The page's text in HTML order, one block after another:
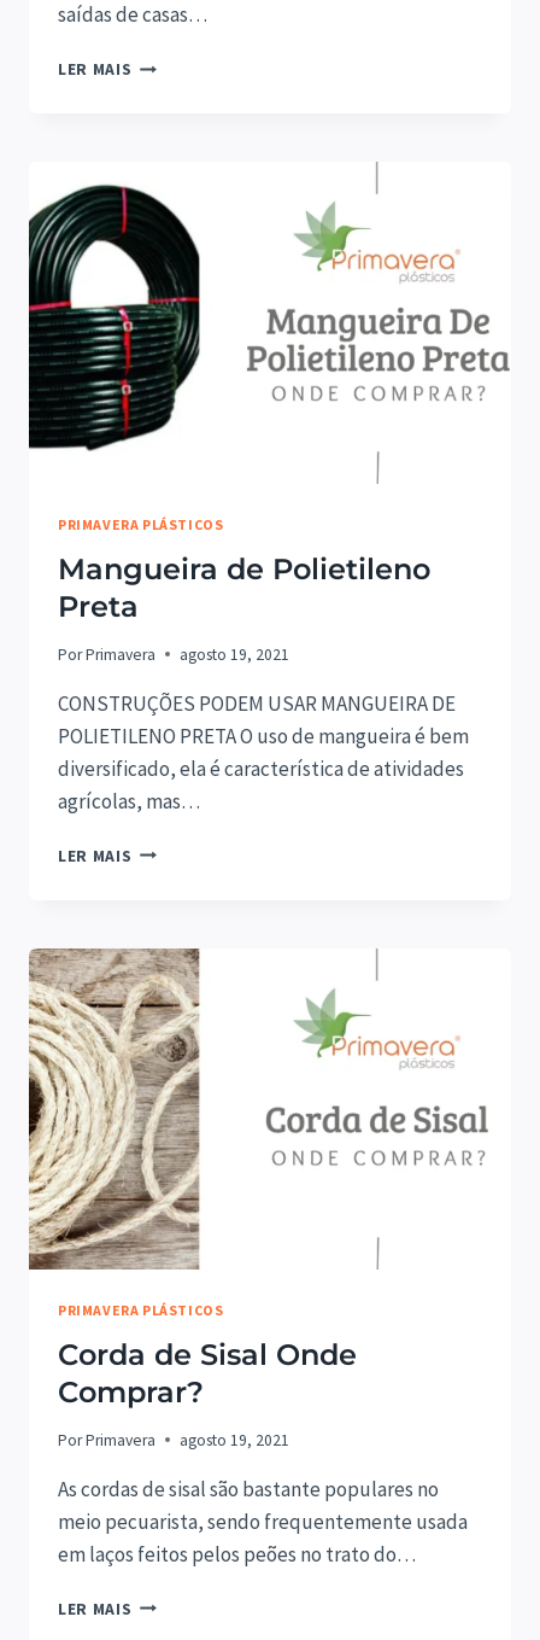
saídas de casas…
LER MAIS TELA
PRIMAVERA PLÁSTICOS
Mangueira de Polietileno
Preta
PorPrimavera agosto 19, 2021
CONSTRUÇÕES PODEM USAR MANGUEIRA DE
POLIETILENO PRETA O uso de mangueira é bem
diversificado, ela é característica de atividades
agrícolas, mas…
LER MAIS MANGUEIRA
PRIMAVERA PLÁSTICOS
Corda de Sisal Onde
Comprar?
PorPrimavera agosto 19, 2021
As cordas de sisal são bastante populares no
meio pecuarista, sendo frequentemente usada
em laços feitos pelos peões no trato do…
LER MAIS CORDA